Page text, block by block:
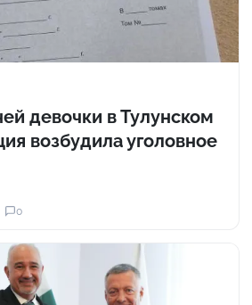
девочки в Тулунском
возбудила уголовное
0